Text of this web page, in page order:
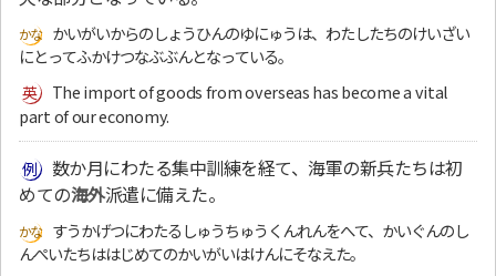
かいがいからのしょうひんのゆにゅうは、わたしたちのけいざい
にとってふかけつなぶぶんとなっている。
The import of goods from overseas has become a vital
part of our economy.
数か月にわたる集中訓練を経て、海軍の新兵たちは初
めての海外派遣に備えた。
すうかげつにわたるしゅうちゅうくんれんをへて、かいぐんのし
んぺいたちははじめてのかいがいはけんにそなえた。